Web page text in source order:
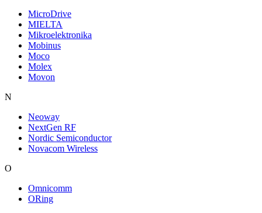
MicroDrive
MIELTA
Mikroelektronika
Mobinus
Moco
Molex
Movon
N
Neoway
NextGen RF
Nordic Semiconductor
Novacom Wireless
O
Omnicomm
ORing